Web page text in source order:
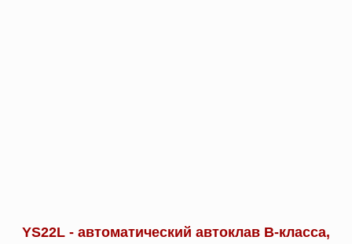
YS22L - автоматический автоклав B-класса,